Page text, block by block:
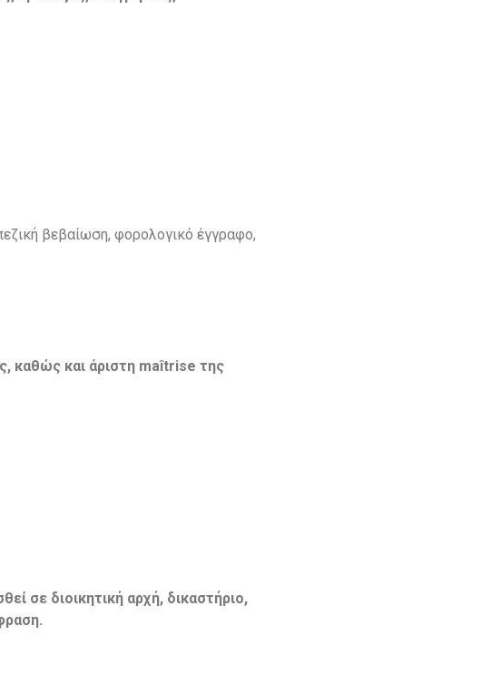
βεβαίωση, φορολογικό έγγραφο,
καθώς και άριστη maîtrise της
σε διοικητική αρχή, δικαστήριο,